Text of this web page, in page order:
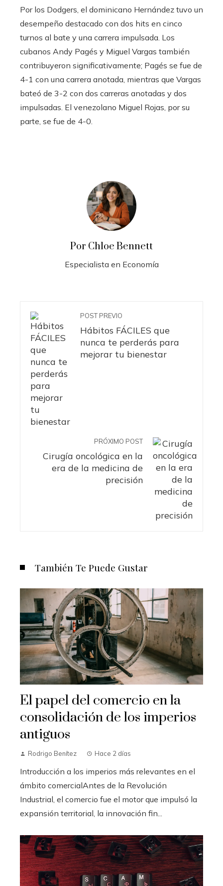
Por los Dodgers, el dominicano Hernández tuvo un
desempeño destacado con dos hits en cinco
turnos al bate y una carrera impulsada. Los
cubanos Andy Pagés y Miguel Vargas también
contribuyeron significativamente; Pagés se fue de
4-1 con una carrera anotada, mientras que Vargas
bateó de 3-2 con dos carreras anotadas y dos
impulsadas. El venezolano Miguel Rojas, por su
parte, se fue de 4-0.
Por Chloe Bennett
Especialista en Economía
POST PREVIO
Hábitos FÁCILES que
nunca te perderás para
mejorar tu bienestar
PRÓXIMO POST
Cirugía oncológica en la
era de la medicina de
precisión
También Te Puede Gustar
El papel del comercio en la
consolidación de los imperios
antiguos
Rodrigo Benítez Hace 2 días
Introducción a los imperios más relevantes en el
ámbito comercialAntes de la Revolución
Industrial, el comercio fue el motor que impulsó la
expansión territorial, la innovación fin...